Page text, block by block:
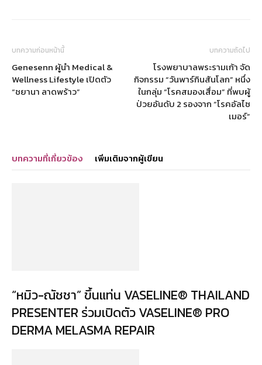
บทความก่อนหน้านี้
Genesenn ผู้นำ Medical &
Wellness Lifestyle เปิดตัว
“ชยานา ลาดพร้าว”
บทความถัดไป
โรงพยาบาลพระรามเก้า จัด
กิจกรรม “วันพาร์กินสันโลก” หนึ่ง
ในกลุ่ม “โรคสมองเสื่อม” ที่พบผู้
ป่วยอันดับ 2 รองจาก “โรคอัลไซ
เมอร์”
บทความที่เกี่ยวข้อง เพิ่มเติมจากผู้เขียน
“หมิว-ณัชชา” ขึ้นแท่น VASELINE® THAILAND
PRESENTER ร่วมเปิดตัว VASELINE® PRO
DERMA MELASMA REPAIR